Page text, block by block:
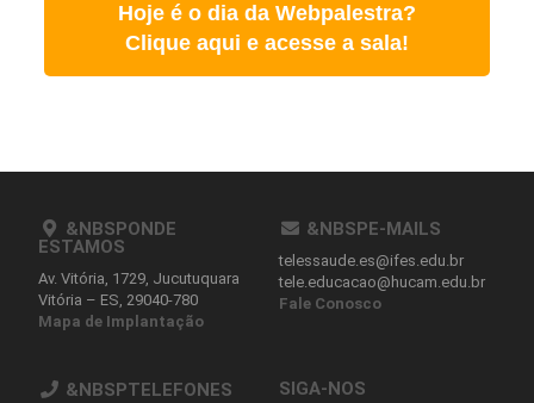
Hoje é o dia da Webpalestra?
Clique aqui e acesse a sala!
&NBSPONDE
ESTAMOS
Av. Vitória, 1729, Jucutuquara
Vitória – ES, 29040-780
Mapa de Implantação
&NBSPE-MAILS
telessaude.es@ifes.edu.br
tele.educacao@hucam.edu.br
Fale Conosco
&NBSPTELEFONES SIGA-NOS